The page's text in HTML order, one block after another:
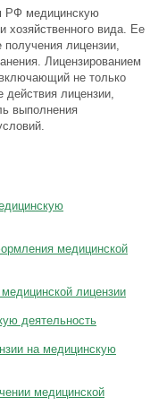
РФ медицинскую
хозяйственного вида. Ее
лицензии,
Лицензированием
не только
действия лицензии,
выполнения
медицинской
лицензии
деятельность
на медицинскую
медицинской